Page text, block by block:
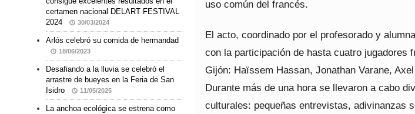
uso común del francés.
El acto, coordinado por el profesorado y
con la participación de hasta cuatro jugadores
Gijón: Haïssem Hassan, Jonathan Varane,
Durante más de una hora se llevaron a cabo
culturales: pequeñas entrevistas, adivinanzas
certamen nacional DELART FESTIVAL
2024
30/03/2024
Arlós celebró su comida de hermandad
18/06/2023
Desafiando a la lluvia se celebró el
arrastre de bueyes en la Feria de San
Isidro
11/05/2025
La anchoa ecológica se estrena como